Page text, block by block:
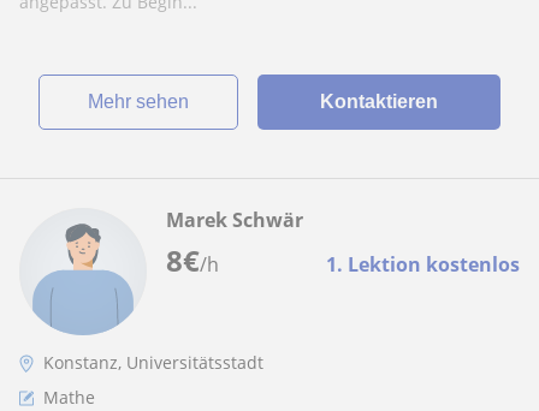
Mehr sehen Kontaktieren
8€/h 1. Lektion kostenlos
Marek Schwär
Konstanz, Universitätsstadt
Mathe